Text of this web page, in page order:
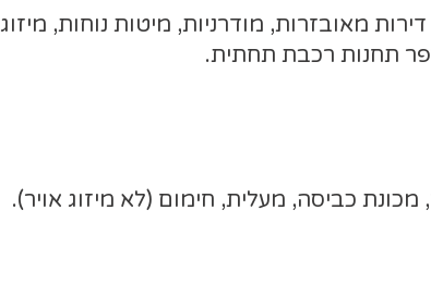
מאובזרות, מודרניות, מיטות נוחות, מיזוג
תחנות רכבת תחתית.
מכונת כביסה, מעלית, חימום (לא מיזוג אויר).